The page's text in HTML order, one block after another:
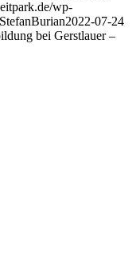
wp-
StefanBurian2022-07-24
bei Gerstlauer –